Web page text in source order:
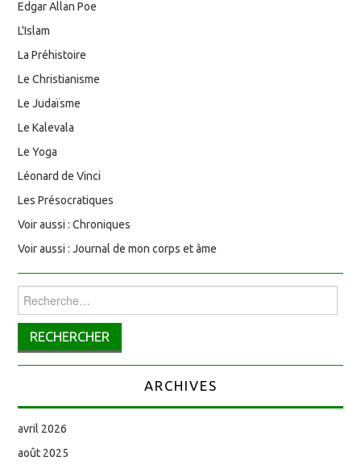
Edgar Allan Poe
L'Islam
La Préhistoire
Le Christianisme
Le Judaïsme
Le Kalevala
Le Yoga
Léonard de Vinci
Les Présocratiques
Voir aussi : Chroniques
Voir aussi : Journal de mon corps et âme
Rechercher :
ARCHIVES
avril 2026
août 2025